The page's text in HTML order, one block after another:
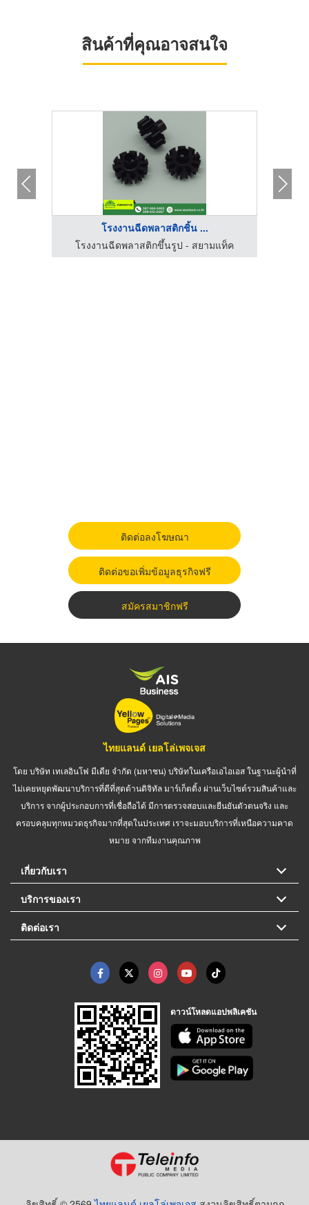
สินค้าที่คุณอาจสนใจ
โรงงานฉีดพลาสติกชิ้น ...
โรงงานฉีดพลาสติกขึ้นรูป - สยามแท็ค
ติดต่อลงโฆษณา
ติดต่อขอเพิ่มข้อมูลธุรกิจฟรี
สมัครสมาชิกฟรี
ไทยแลนด์ เยลโล่เพจเจส
โดย บริษัท เทเลอินโฟ มีเดีย จำกัด (มหาชน) บริษัทในเครือเอไอเอส ในฐานะผู้นำที่
ไม่เคยหยุดพัฒนาบริการที่ดีที่สุดด้านดิจิทัล มาร์เก็ตติ้ง ผ่านเว็บไซต์รวมสินค้าและ
บริการ จากผู้ประกอบการที่เชื่อถือได้ มีการตรวจสอบและยืนยันตัวตนจริง และ
ครอบคลุมทุกหมวดธุรกิจมากที่สุดในประเทศ เราจะมอบบริการที่เหนือความคาด
หมาย จากทีมงานคุณภาพ
เกี่ยวกับเรา
บริการของเรา
ติดต่อเรา
ดาวน์โหลดแอปพลิเคชัน